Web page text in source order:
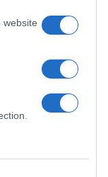
website Μέσω του
ερευνητικά